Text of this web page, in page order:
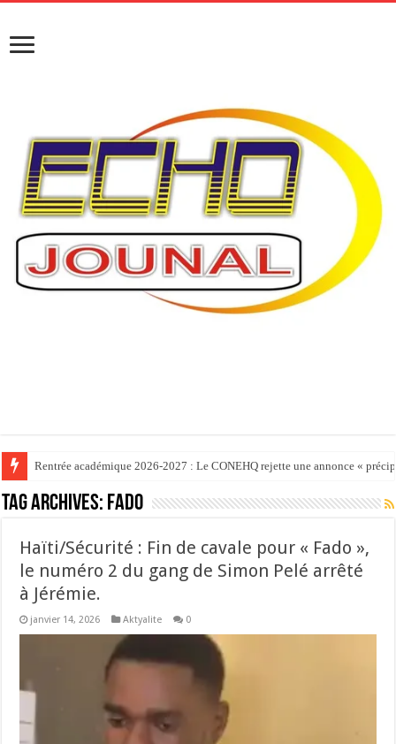
Rentrée académique 2026-2027 : Le CONEHQ rejette une annonce «
Éducation nationale : Le ministre Vijonet Déméro procède à l’installation
Tag Archives: Fado
Haïti/​Sécurité : Fin de cavale pour « Fado »,
le numéro 2 du gang de Simon Pelé arrêté
à Jérémie.
janvier 14, 2026 Aktyalite 0